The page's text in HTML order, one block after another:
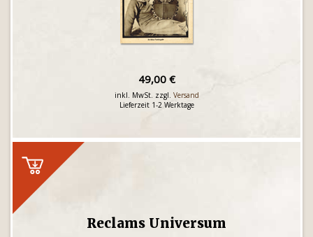
49,00 €
inkl. MwSt. zzgl. Versand
Lieferzeit 1-2 Werktage
Reclams Universum